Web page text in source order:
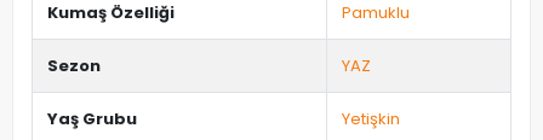
Kumaş Özelliği Pamuklu
Sezon YAZ
Yaş Grubu Yetişkin